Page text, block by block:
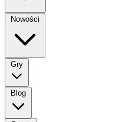
Nowości
Gry
Blog